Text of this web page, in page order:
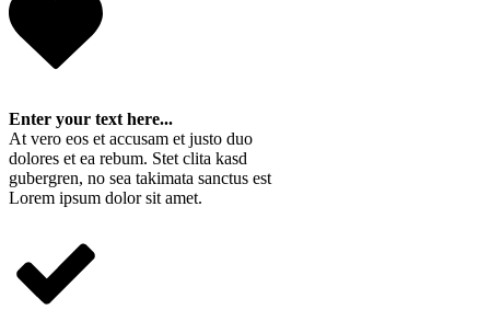
Enter your text here...
At vero eos et accusam et justo duo
dolores et ea rebum. Stet clita kasd
gubergren, no sea takimata sanctus est
Lorem ipsum dolor sit amet.